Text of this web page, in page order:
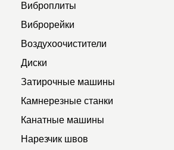
Виброплиты
Виброрейки
Воздухоочистители
Диски
Затирочные машины
Камнерезные станки
Канатные машины
Нарезчик швов